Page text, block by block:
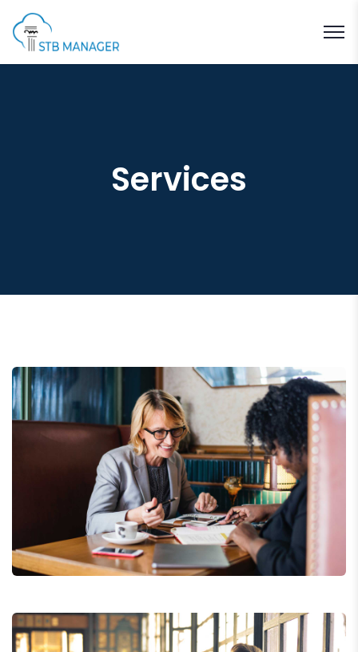
Services
Financial Analysis